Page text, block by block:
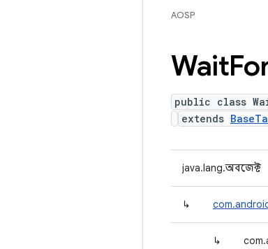
AOSP
Wait
public class
extends
java.lang.অবজেক্ট
↳
↳